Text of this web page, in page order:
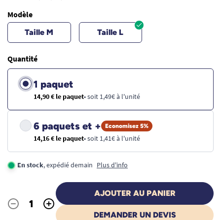
Modèle
Taille M Taille L
Quantité
1 paquet
14,90 € le paquet• soit 1,49€ à l'unité
6 paquets et + Economisez 5%
14,16 € le paquet• soit 1,41€ à l'unité
En stock, expédié demain Plus d'info
Quantité
- +
AJOUTER AU PANIER
DEMANDER UN DEVIS